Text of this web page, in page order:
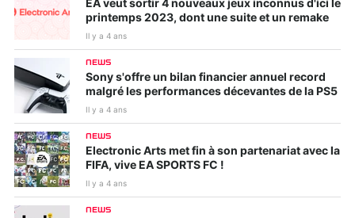
EA veut sortir 4 nouveaux jeux inconnus d'ici le
printemps 2023, dont une suite et un remake
Il y a 4 ans
NEWS
Sony s'offre un bilan financier annuel record
malgré les performances décevantes de la PS5
Il y a 4 ans
NEWS
Electronic Arts met fin à son partenariat avec la
FIFA, vive EA SPORTS FC !
Il y a 4 ans
NEWS